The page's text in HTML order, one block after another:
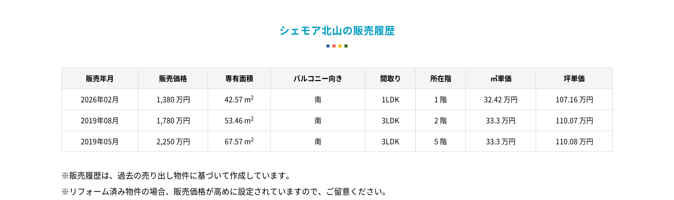
シェモア北山の販売履歴
販売年月 販売価格 専有面積 バルコニー向き 間取り 所在階 ㎡単価
坪単価
2026年02月
1,380 万円 42.57 m2 南 1LDK 1 階 32.42 万円
107.16 万円
2019年08月
1,780 万円 53.46 m2 南 3LDK 2 階 33.3 万円
110.07 万円
2019年05月
2,250 万円 67.57 m2 南 3LDK 5 階 33.3 万円 110.08 万円
※販売履歴は、過去の売り出し物件に基づいて作成しています。
※リフォーム済み物件の場合、販売価格が高めに設定されていますので、ご留意ください。